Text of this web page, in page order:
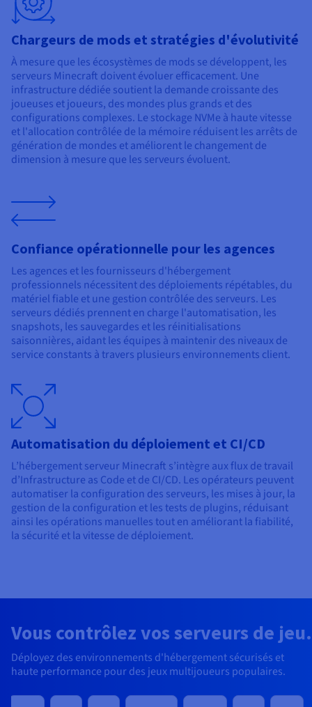
Chargeurs de mods et stratégies d'évolutivité
À mesure que les écosystèmes de mods se développent, les
serveurs Minecraft doivent évoluer efficacement. Une
infrastructure dédiée soutient la demande croissante des
joueuses et joueurs, des mondes plus grands et des
configurations complexes. Le stockage NVMe à haute vitesse
et l'allocation contrôlée de la mémoire réduisent les arrêts de
génération de mondes et améliorent le changement de
dimension à mesure que les serveurs évoluent.
Confiance opérationnelle pour les agences
Les agences et les fournisseurs d'hébergement
professionnels nécessitent des déploiements répétables, du
matériel fiable et une gestion contrôlée des serveurs. Les
serveurs dédiés prennent en charge l'automatisation, les
snapshots, les sauvegardes et les réinitialisations
saisonnières, aidant les équipes à maintenir des niveaux de
service constants à travers plusieurs environnements client.
Automatisation du déploiement et CI/CD
L’hébergement serveur Minecraft s’intègre aux flux de travail
d’Infrastructure as Code et de CI/CD. Les opérateurs peuvent
automatiser la configuration des serveurs, les mises à jour, la
gestion de la configuration et les tests de plugins, réduisant
ainsi les opérations manuelles tout en améliorant la fiabilité,
la sécurité et la vitesse de déploiement.
Vous contrôlez vos serveurs de jeu.
Déployez des environnements d'hébergement sécurisés et
haute performance pour des jeux multijoueurs populaires.